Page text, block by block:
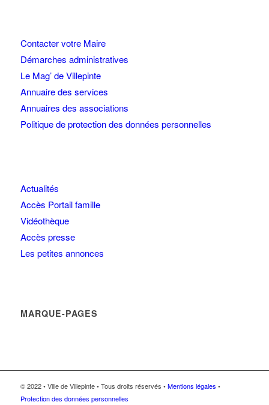
Contacter votre Maire
Démarches administratives
Le Mag’ de Villepinte
Annuaire des services
Annuaires des associations
Politique de protection des données personnelles
Actualités
Accès Portail famille
Vidéothèque
Accès presse
Les petites annonces
MARQUE-PAGES
© 2022 • Ville de Villepinte • Tous droits réservés •Mentions légales •
Protection des données personnelles